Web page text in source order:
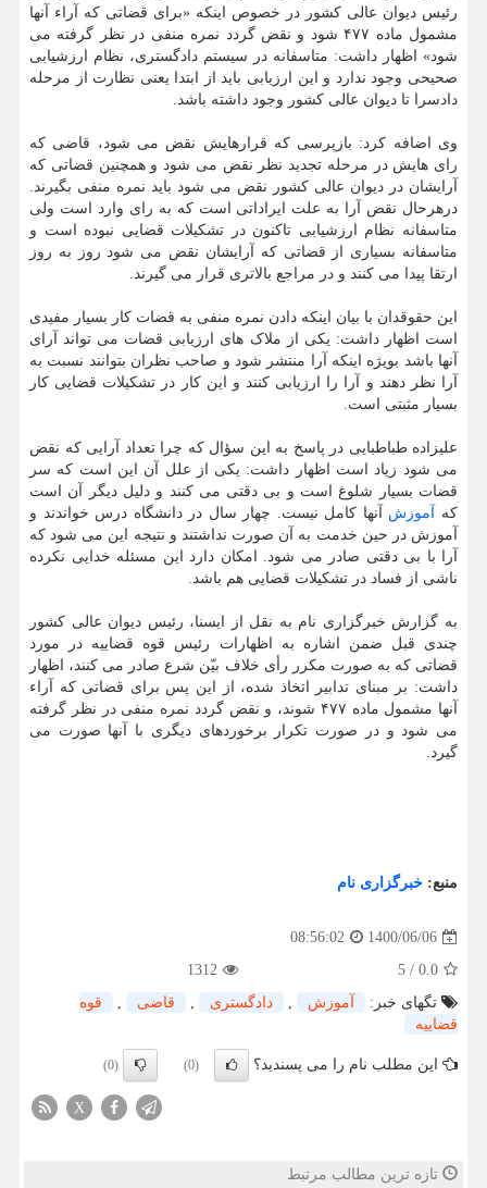
رئیس دیوان عالی کشور در خصوص اینکه «برای قضاتی که آراء آنها
مشمول ماده ۴۷۷ شود و نقض گردد نمره منفی در نظر گرفته می
شود» اظهار داشت: متاسفانه در سیستم دادگستری، نظام ارزشیابی
صحیحی وجود ندارد و این ارزیابی باید از ابتدا یعنی نظارت از مرحله
دادسرا تا دیوان عالی کشور وجود داشته باشد.
وی اضافه کرد: بازپرسی که قرارهایش نقض می شود، قاضی که
رای هایش در مرحله تجدید نظر نقض می شود و همچنین قضاتی که
آرایشان در دیوان عالی کشور نقض می شود باید نمره منفی بگیرند.
درهرحال نقض آرا به علت ایراداتی است که به رای وارد است ولی
متاسفانه نظام ارزشیابی تاکنون در تشکیلات قضایی نبوده است و
متاسفانه بسیاری از قضاتی که آرایشان نقض می شود روز به روز
ارتقا پیدا می کنند و در مراجع بالاتری قرار می گیرند.
این حقوقدان با بیان اینکه دادن نمره منفی به قضات کار بسیار مفیدی
است اظهار داشت: یکی از ملاک های ارزیابی قضات می تواند آرای
آنها باشد بویژه اینکه آرا منتشر شود و صاحب نظران بتوانند نسبت به
آرا نظر دهند و آرا را ارزیابی کنند و این کار در تشکیلات قضایی کار
بسیار مثبتی است.
علیزاده طباطبایی در پاسخ به این سؤال که چرا تعداد آرایی که نقض
می شود زیاد است اظهار داشت: یکی از علل آن این است که سر
قضات بسیار شلوغ است و بی دقتی می کنند و دلیل دیگر آن است
که آموزش آنها کامل نیست. چهار سال در دانشگاه درس خواندند و
آموزش در حین خدمت به آن صورت نداشتند و نتیجه این می شود که
آرا با بی دقتی صادر می شود. امکان دارد این مسئله خدایی نکرده
ناشی از فساد در تشکیلات قضایی هم باشد.
به گزارش خبرگزاری نام به نقل از ایسنا، رئیس دیوان عالی کشور
چندی قبل ضمن اشاره به اظهارات رئیس قوه قضاییه در مورد
قضاتی که به صورت مکرر رأی خلاف بیّن شرع صادر می کنند، اظهار
داشت: بر مبنای تدابیر اتخاذ شده، از این پس برای قضاتی که آراء
آنها مشمول ماده ۴۷۷ شوند، و نقض گردد نمره منفی در نظر گرفته
می شود و در صورت تکرار برخوردهای دیگری با آنها صورت می
گیرد.
منبع: خبرگزاری نام
1400/06/06
08:56:02
0.0
/
5
1312
تگهای خبر:
آموزش , دادگستری , قاضی ,
قوه
قضاییه
این مطلب نام را می پسندید؟ (0)
(0)
X
تازه ترین مطالب مرتبط